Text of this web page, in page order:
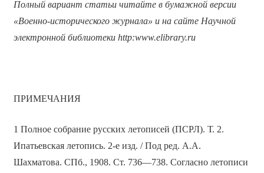
Полный вариант статьи читайте в бумажной версии
«Военно-исторического журнала» и на сайте Научной
электронной библиотеки http:www.elibrary.ru
ПРИМЕЧАНИЯ
1 Полное собрание русских летописей (ПСРЛ). Т. 2.
Ипатьевская летопись. 2-е изд. / Под ред. А.А.
Шахматова. СПб., 1908. Ст. 736—738. Согласно летописи